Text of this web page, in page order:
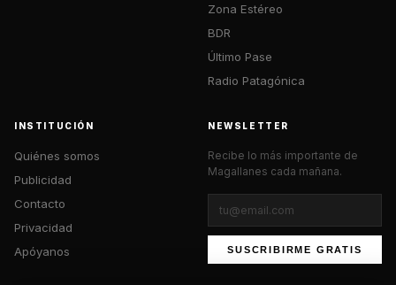
Zona Estéreo
BDR
Último Pase
Radio Patagónica
INSTITUCIÓN
Quiénes somos
Publicidad
Contacto
Privacidad
Apóyanos
NEWSLETTER
Recibe lo más importante de
Magallanes cada mañana.
SUSCRIBIRME GRATIS